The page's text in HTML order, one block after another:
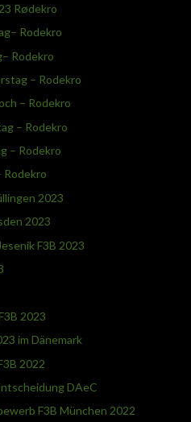
Rødekro
Rodekro
Rodekro
– Rodekro
– Rodekro
– Rodekro
– Rodekro
Rodekro
2023
2023
F3B 2023
2023
im Dänemark
2022
DAeC
F3B München 2022